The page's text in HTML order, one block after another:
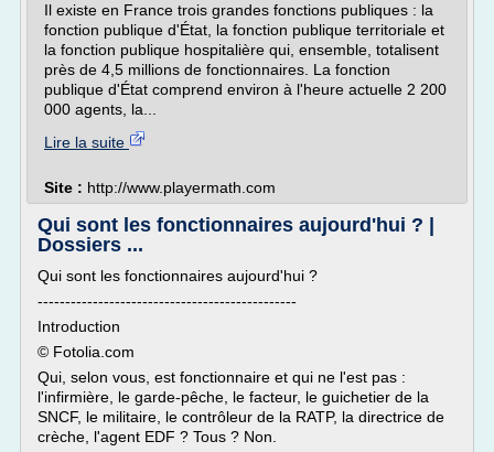
Il existe en France trois grandes fonctions publiques : la
fonction publique d'État, la fonction publique territoriale et
la fonction publique hospitalière qui, ensemble, totalisent
près de 4,5 millions de fonctionnaires. La fonction
publique d'État comprend environ à l'heure actuelle 2 200
000 agents, la...
Lire la suite
Site : http://www.playermath.com
Qui sont les fonctionnaires aujourd'hui ? |
Dossiers ...
Qui sont les fonctionnaires aujourd'hui ?
-----------------------------------------------
Introduction
© Fotolia.com
Qui, selon vous, est fonctionnaire et qui ne l'est pas :
l'infirmière, le garde-pêche, le facteur, le guichetier de la
SNCF, le militaire, le contrôleur de la RATP, la directrice de
crèche, l'agent EDF ? Tous ? Non.